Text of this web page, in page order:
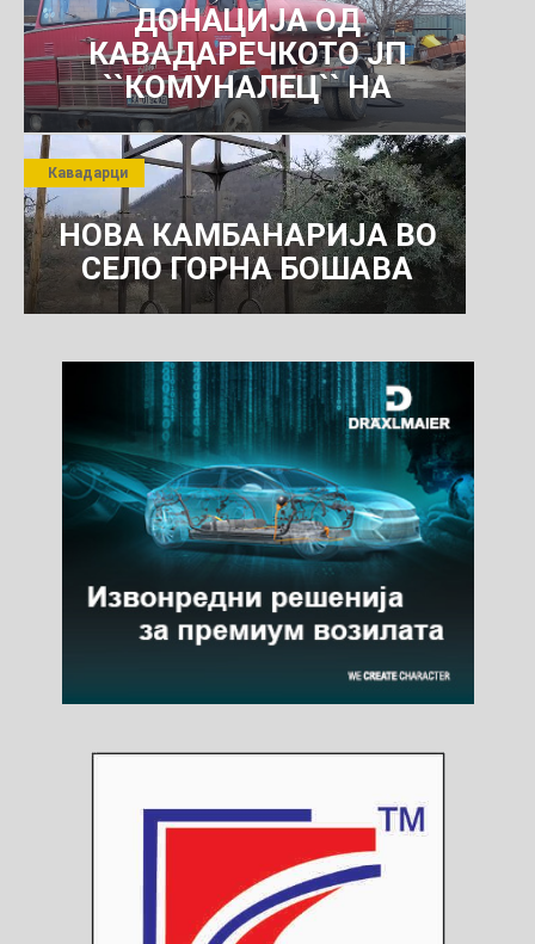
ДОНАЦИЈА ОД
КАВАДАРЕЧКОТО ЈП
``КОМУНАЛЕЦ`` НА
РОСОМАНСКОТО ЈАВНО
ПРЕТПРИЈАТИЕ ЗА
КОМУНАЛНО УСЛУГИ
НОВА КАМБАНАРИЈА ВО
СЕЛО ГОРНА БОШАВА
Кавадарци